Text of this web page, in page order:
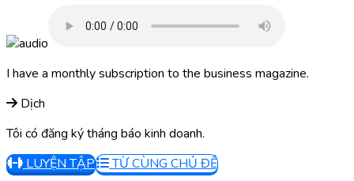
I have a monthly subscription to the business magazine.
Dịch
Tôi có đăng ký tháng báo kinh doanh.
LUYỆN TẬP
TỪ CÙNG CHỦ ĐỀ